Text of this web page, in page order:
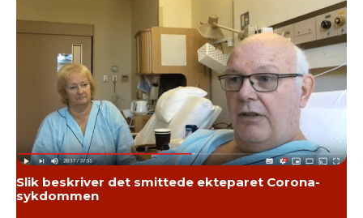
Slik beskriver det smittede ekteparet Corona-
sykdommen